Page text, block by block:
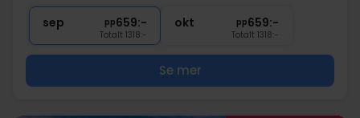
∞ Gratis internet och parkering
sep pp659:-
Totalt 1318:-
okt pp659:-
Totalt 1318:-
Se mer